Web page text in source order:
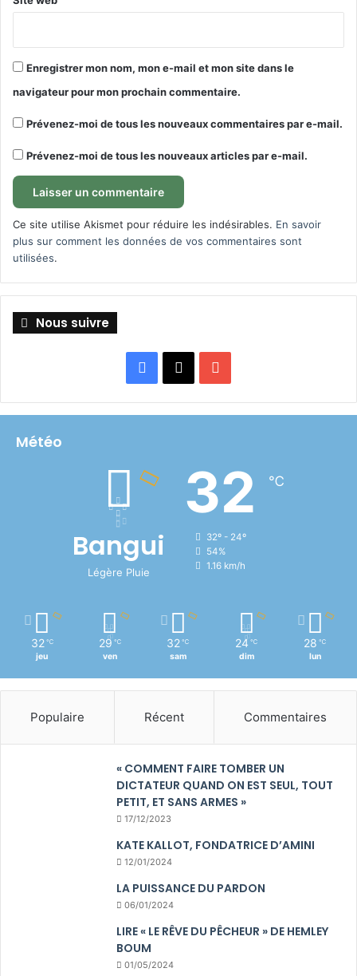
Enregistrer mon nom, mon e-mail et mon site dans le
navigateur pour mon prochain commentaire.
Prévenez-moi de tous les nouveaux commentaires par e-mail.
Prévenez-moi de tous les nouveaux articles par e-mail.
Ce site utilise Akismet pour réduire les indésirables. En savoir
plus sur comment les données de vos commentaires sont
utilisées.
Nous suivre
Facebook
X
Météo
Bangui
Légère Pluie
32 ℃
32º - 24º
54%
1.16 km/h
32 ℃
jeu
29 ℃
ven
32 ℃
sam
24 ℃
dim
28 ℃
lun
Populaire Récent Commentaires
« COMMENT FAIRE TOMBER UN
DICTATEUR QUAND ON EST SEUL, TOUT
PETIT, ET SANS ARMES »
17/12/2023
KATE KALLOT, FONDATRICE D’AMINI
12/01/2024
LA PUISSANCE DU PARDON
06/01/2024
LIRE « LE RÊVE DU PÊCHEUR » DE HEMLEY
BOUM
01/05/2024